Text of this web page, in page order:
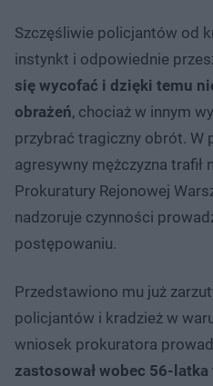
Szczęśliwie policjantów od
instynkt i odpowiednie
się wycofać i dzięki temu
obrażeń, chociaż w innym
przybrać tragiczny obrót. W
agresywny mężczyzna trafił
Prokuratury Rejonowej
nadzoruje czynności
postępowaniu.
Przedstawiono mu już
policjantów i kradzież w
wniosek prokuratora
zastosował wobec 56-